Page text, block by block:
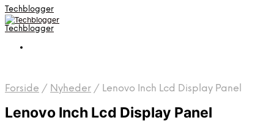
Techblogger
Techblogger
Forside / Nyheder / Lenovo Inch Lcd Display Panel
Lenovo Inch Lcd Display Panel